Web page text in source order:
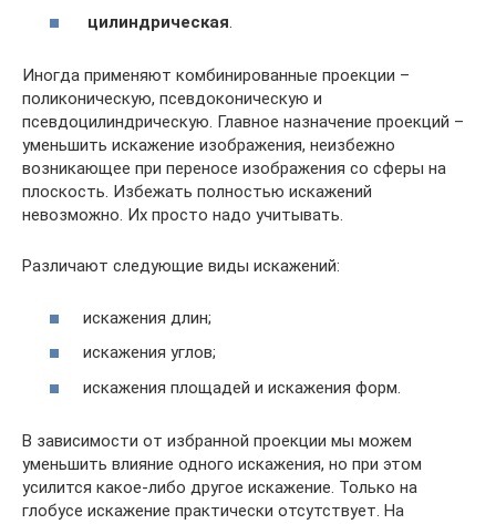
цилиндрическая.
Иногда применяют комбинированные проекции –
поликоническую, псевдоконическую и
псевдоцилиндрическую. Главное назначение проекций –
уменьшить искажение изображения, неизбежно
возникающее при переносе изображения со сферы на
плоскость. Избежать полностью искажений
невозможно. Их просто надо учитывать.
Различают следующие виды искажений:
искажения длин;
искажения углов;
искажения площадей и искажения форм.
В зависимости от избранной проекции мы можем
уменьшить влияние одного искажения, но при этом
усилится какое-либо другое искажение. Только на
глобусе искажение практически отсутствует. На